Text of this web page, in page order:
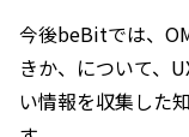
今後beBitでは、
きか、について、
い情報を収集した